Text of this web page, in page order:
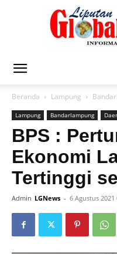
Beranda Lampung
Lampung Bandarlampung
BPS :
Ekonomi
Tertinggi
Admin LGNews - 6 Agustus 2021